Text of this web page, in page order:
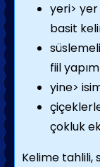
yeri>
basit
fiil
yine>
çokluk
Kelime tahlili,